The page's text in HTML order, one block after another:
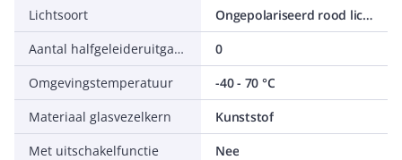
Lichtsoort
Ongepolariseerd rood licht
Aantal halfgeleideruitgangen met meldfunctie
0
Omgevingstemperatuur
-40 - 70 °C
Materiaal glasvezelkern
Kunststof
Met uitschakelfunctie
Nee